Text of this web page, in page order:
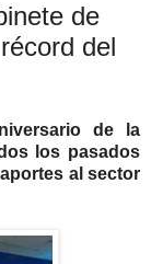
de
del
de la
los pasados
al sector